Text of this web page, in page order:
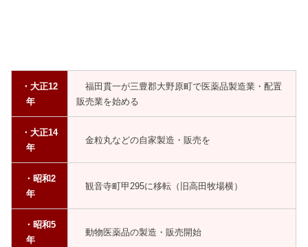
・大正12
年
福田貫一が三豊郡大野原町で医薬品製造業・配置
販売業を始める
・大正14
年
金粒丸などの自家製造・販売を
・昭和2
年
観音寺町甲295に移転（旧高田牧場横）
・昭和5
年
動物医薬品の製造・販売開始